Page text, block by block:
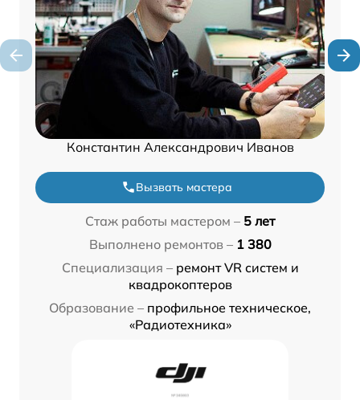
Константин Александрович Иванов
Вызвать мастера
Стаж работы мастером – 5 лет
Выполнено ремонтов – 1 380
Специализация – ремонт VR систем и
квадрокоптеров
Образование – профильное техническое,
«Радиотехника»